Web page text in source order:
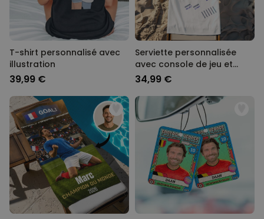
T-shirt personnalisé avec
illustration
39,99 €
Serviette personnalisée
avec console de jeu et
texte
34,99 €